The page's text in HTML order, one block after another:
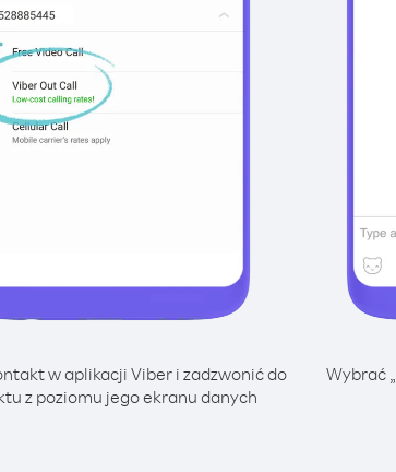
w aplikacji Viber i zadzwonić do
z poziomu jego ekranu danych
Wybrać